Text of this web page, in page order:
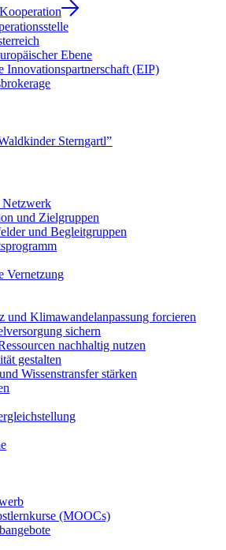
Ebene
Innovationspartnerschaft (EIP)
Sterngartl”
Netzwerk
und Zielgruppen
und Begleitgruppen
Vernetzung
und Klimawandelanpassung forcieren
sichern
nachhaltig nutzen
gestalten
Wissenstransfer stärken
(MOOCs)